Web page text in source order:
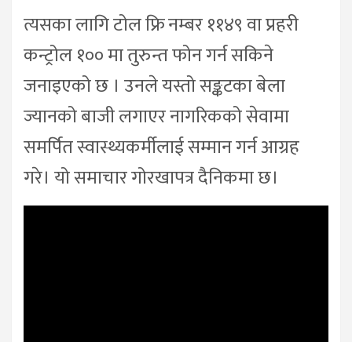
त्यसका लागि टोल फ्रि नम्बर ११४९ वा प्रहरी
कन्ट्रोल १०० मा तुरुन्त फोन गर्न सकिने
जनाइएको छ । उनले यस्तो सङ्कटका बेला
ज्यानको बाजी लगाएर नागरिकको सेवामा
समर्पित स्वास्थ्यकर्मीलाई सम्मान गर्न आग्रह
गरे। यो समाचार गोरखापत्र दैनिकमा छ।